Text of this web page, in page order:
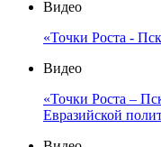
Видео
«Точки Роста -
Видео
«Точки Роста –
Евразийской